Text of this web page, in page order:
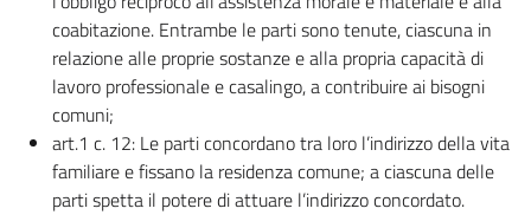
coabitazione. Entrambe le parti sono tenute, ciascuna in
relazione alle proprie sostanze e alla propria capacità di
lavoro professionale e casalingo, a contribuire ai bisogni
comuni;
art.1 c. 12: Le parti concordano tra loro l’indirizzo della vita
familiare e fissano la residenza comune; a ciascuna delle
parti spetta il potere di attuare l’indirizzo concordato.